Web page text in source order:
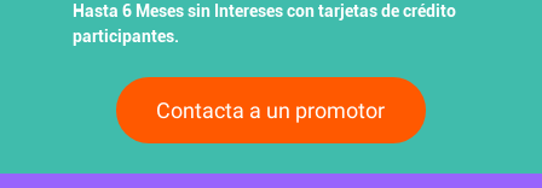
Hasta 6 Meses sin Intereses con tarjetas de crédito
participantes.
Contacta a un promotor